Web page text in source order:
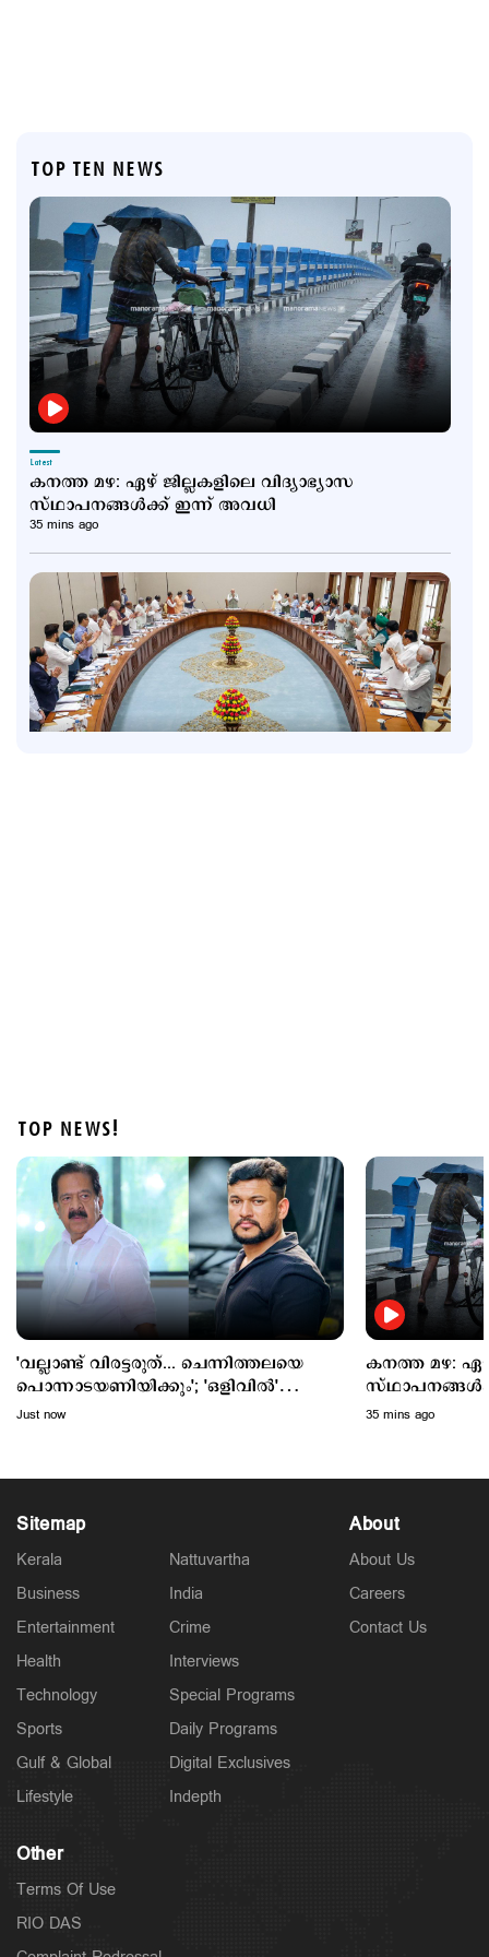
TOP TEN NEWS
Latest
കനത്ത മഴ: ഏഴ് ജില്ലകളിലെ വിദ്യാഭ്യാസ
സ്ഥാപനങ്ങള്‍ക്ക് ഇന്ന് അവധി
35 mins ago
Latest
6 ജില്ലകളിൽ നാളെ അവധി; കണ്ണൂരിൽ അര്‍ധ
രാത്രിക്ക് ശേഷം ശക്തമായ മഴയ്ക്ക് സാധ്യത
8 hours ago
Politics
ചെലവായത് 557 കോടി രൂപ; കണക്കുകൾ
രാജ്യസഭയിൽ
TOP NEWS!
'വല്ലാണ്ട് വിരട്ടരുത്... ചെന്നിത്തലയെ
പൊന്നാടയണിയിക്കും'; 'ഒളിവില്‍'
വെല്ലുവിളി തുടര്‍ന്ന് അര്‍ജുന്‍ ആയങ്കി
Just now
കനത്ത മഴ: ഏഴ്
35 mins ago
Sitemap
Kerala
Business
Entertainment
Health
Technology
Sports
Gulf & Global
Lifestyle
Nattuvartha
India
Crime
Interviews
Special Programs
Daily Programs
Digital Exclusives
Indepth
About
About Us
Careers
Contact Us
Other
Terms Of Use
RIO DAS